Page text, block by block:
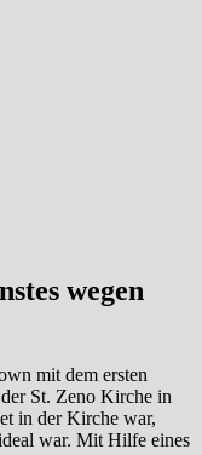
wegen
mit dem ersten
St. Zeno Kirche in
in der Kirche war,
war. Mit Hilfe eines